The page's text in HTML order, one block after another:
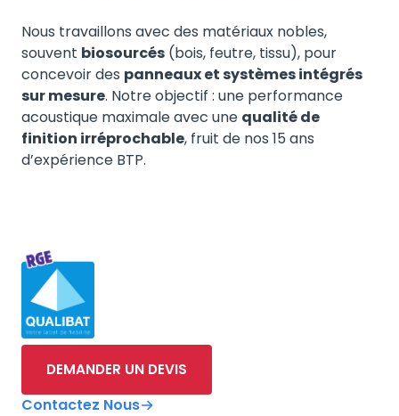
Nous travaillons avec des matériaux nobles,
souvent biosourcés (bois, feutre, tissu), pour
concevoir des panneaux et systèmes intégrés
sur mesure. Notre objectif : une performance
acoustique maximale avec une qualité de
finition irréprochable, fruit de nos 15 ans
d’expérience BTP.
DEMANDER UN DEVIS
Contactez Nous